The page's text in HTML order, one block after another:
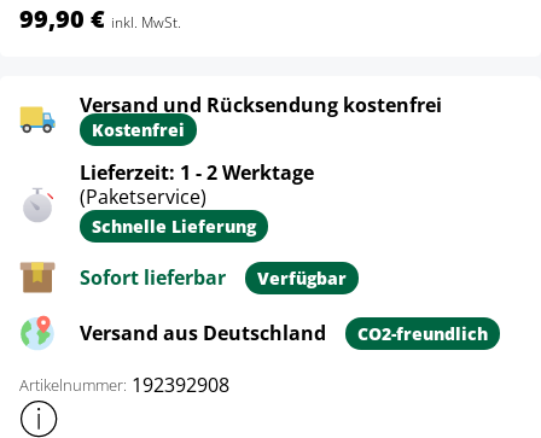
99,90 € inkl. MwSt.
Versand und Rücksendung kostenfrei
Kostenfrei
Lieferzeit: 1 - 2 Werktage
(Paketservice)
Schnelle Lieferung
Sofort lieferbar Verfügbar
Versand aus Deutschland CO2-freundlich
Artikelnummer: 192392908
Weitere Produktinformationen anzeigen